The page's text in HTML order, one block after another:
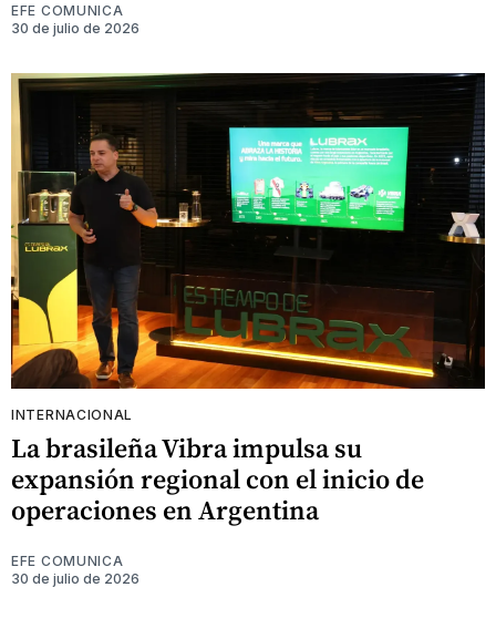
EFE COMUNICA
30 de julio de 2026
INTERNACIONAL
La brasileña Vibra impulsa su
expansión regional con el inicio de
operaciones en Argentina
EFE COMUNICA
30 de julio de 2026